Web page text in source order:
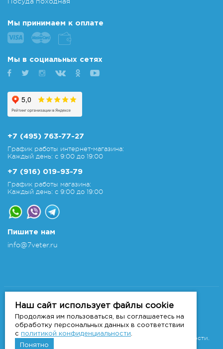
Мы принимаем к оплате
Мы в социальных сетях
+7 (495) 763-77-27
График работы интернет-магазина:
Каждый день: с 9:00 до 19:00
+7 (916) 019-93-79
График работы магазина:
Каждый день: с 9:00 до 19:00
Пишите нам
info@7veter.ru
Интернет-магазин "На Семи Ветрах". Все права
Информация не является публичной офертой, которая
определяется
положениями Статьи 437 ГК РФ.Политика конфиденциальности.
Наш сайт использует файлы cookie
Продолжая им пользоваться, вы соглашаетесь на
обработку персональных данных в соответствии
с политикой конфиденциальности
Понятно